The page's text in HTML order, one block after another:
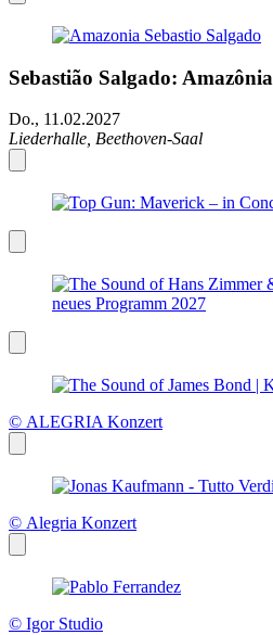
Sebastião Salgado: Amazônia
Do., 11.02.2027
Liederhalle, Beethoven-Saal
© ALEGRIA Konzert
© Alegria Konzert
© Igor Studio